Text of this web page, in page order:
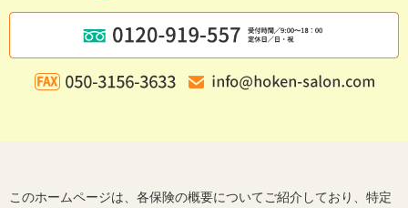
このホームページは、各保険の概要についてご紹介しており、特定